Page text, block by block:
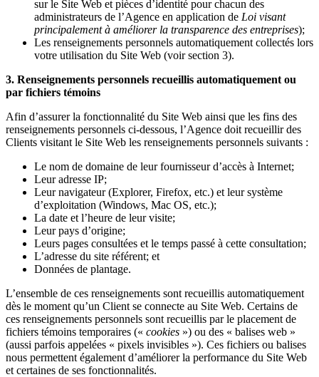
sur le Site Web et pièces d’identité pour chacun des
administrateurs de l’Agence en application de Loi visant
principalement à améliorer la transparence des entreprises);
Les renseignements personnels automatiquement collectés lors
votre utilisation du Site Web (voir section 3).
3. Renseignements personnels recueillis automatiquement ou
par fichiers témoins
Afin d’assurer la fonctionnalité du Site Web ainsi que les fins des
renseignements personnels ci-dessous, l’Agence doit recueillir des
Clients visitant le Site Web les renseignements personnels suivants :
Le nom de domaine de leur fournisseur d’accès à Internet;
Leur adresse IP;
Leur navigateur (Explorer, Firefox, etc.) et leur système
d’exploitation (Windows, Mac OS, etc.);
La date et l’heure de leur visite;
Leur pays d’origine;
Leurs pages consultées et le temps passé à cette consultation;
L’adresse du site référent; et
Données de plantage.
L’ensemble de ces renseignements sont recueillis automatiquement
dès le moment qu’un Client se connecte au Site Web. Certains de
ces renseignements personnels sont recueillis par le placement de
fichiers témoins temporaires (« cookies ») ou des « balises web »
(aussi parfois appelées « pixels invisibles »). Ces fichiers ou balises
nous permettent également d’améliorer la performance du Site Web
et certaines de ses fonctionnalités.